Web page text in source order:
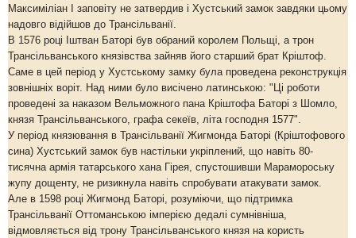
Максиміліан І заповіту не затвердив і Хустський замок завдяки цьому
надовго відійшов до Трансільванії.
В 1576 році Іштван Баторі був обраний королем Польщі, а трон
Трансільванського князівства зайняв його старший брат Кріштоф.
Саме в цей період у Хустському замку була проведена реконструкція
зовнішніх воріт. Над ними було висічено латинською: "Ці роботи
проведені за наказом Вельможного пана Кріштофа Баторі з Шомло,
князя Трансільванського, графа секеїв, літа господня 1577".
У період князювання в Трансільванії Жигмонда Баторі (Кріштофового
сина) Хустський замок був настільки укріплений, що навіть 80-
тисячна армія татарського хана Гірея, спустошивши Марамороську
жупу дощенту, не ризикнула навіть спробувати атакувати замок.
Але в 1598 році Жигмонд Баторі, розуміючи, що підтримка
Трансільванії Оттоманською імперією дедалі сумнівніша,
відмовляється від трону Трансільванського князя на користь